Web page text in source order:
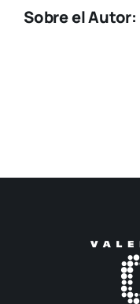
Sobre el Autor: